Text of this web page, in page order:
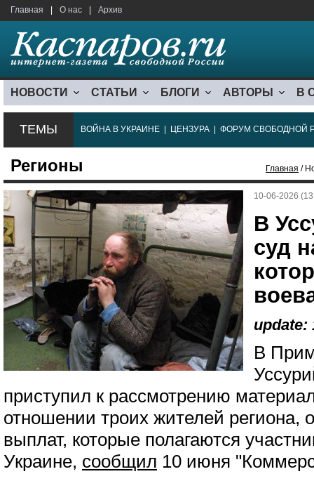
Главная О нас Архив
НОВОСТИ СТАТЬИ БЛОГИ АВТОРЫ В
ТЕМЫ ВОЙНА В УКРАИНЕ ЦЕНЗУРА ФОРУМ СВОБОДНОЙ
Регионы Главная /
10-06-2026
В
суд
update:
В
приступил к рассмотрению
отношении троих жителей
выплат, которые полагаются
Украине, сообщил 10 июня